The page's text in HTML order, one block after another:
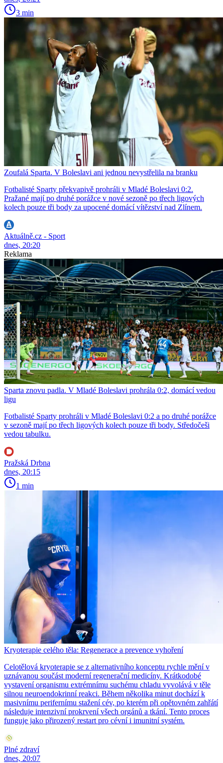
3 min
Zoufalá Sparta. V Boleslavi ani jednou nevystřelila na branku
Fotbalisté Sparty překvapivě prohráli v Mladé Boleslavi 0:2.
Pražané mají po druhé porážce v nové sezoně po třech ligových
kolech pouze tři body za upocené domácí vítězství nad Zlínem.
Aktuálně.cz - Sport
dnes, 20:20
Reklama
Sparta znovu padla. V Mladé Boleslavi prohrála 0:2, domácí vedou
ligu
Fotbalisté Sparty prohráli v Mladé Boleslavi 0:2 a po druhé porážce
v sezoně mají po třech ligových kolech pouze tři body. Středočeši
vedou tabulku.
Pražská Drbna
dnes, 20:15
1 min
Kryoterapie celého těla: Regenerace a prevence vyhoření
Celotělová kryoterapie se z alternativního konceptu rychle mění v
uznávanou součást moderní regenerační medicíny. Krátkodobé
vystavení organismu extrémnímu suchému chladu vyvolává v těle
silnou neuroendokrinní reakci. Během několika minut dochází k
masivnímu perifernímu stažení cév, po kterém při opětovném zahřátí
následuje intenzivní prokrvení všech orgánů a tkání. Tento proces
funguje jako přirozený restart pro cévní i imunitní systém.
Plné zdraví
dnes, 20:07